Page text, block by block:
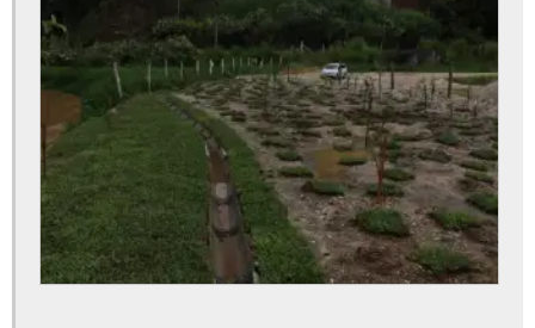
Desmembramento de imóvel valor
Desmembramento de lote
Desmembramento de lote rural
Desmembramento de lote urbano
Desmembramento de terreno com construção
Desmembramento de terreno rural